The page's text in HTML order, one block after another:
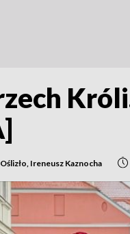
Ireneusz Kaznocha